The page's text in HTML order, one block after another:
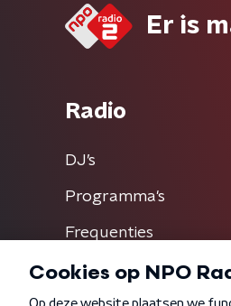
Er is
Radio
DJ’s
Programma's
Frequenties